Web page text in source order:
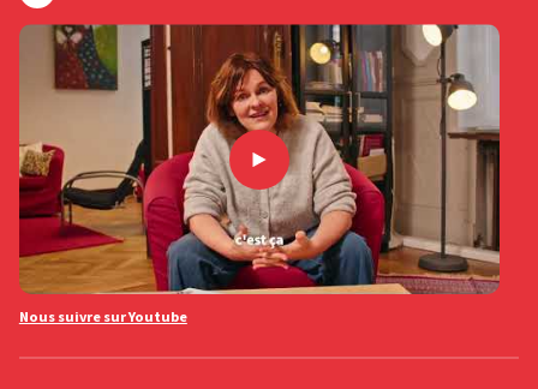
Nous suivre sur Youtube